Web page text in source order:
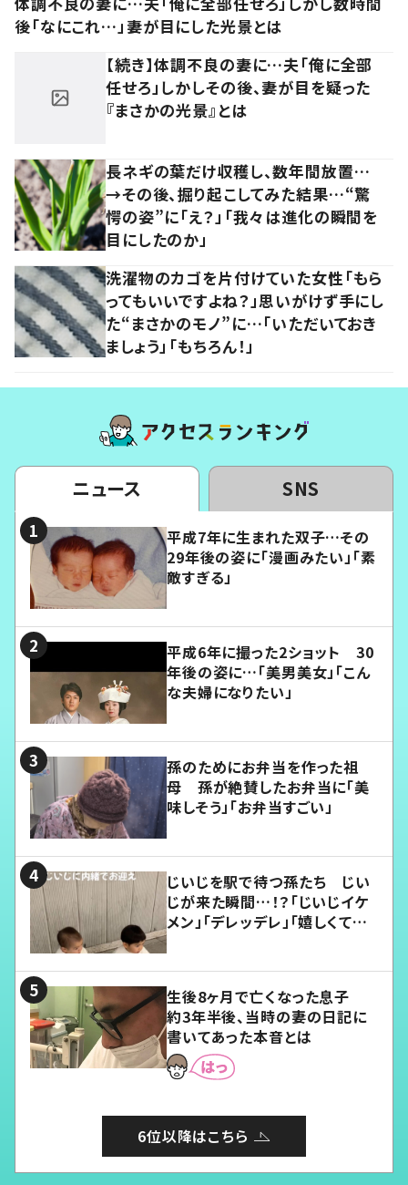
後「なにこれ…」妻が目にした光景とは
【続き】体調不良の妻に…夫「俺に全部
任せろ」しかしその後、妻が目を疑った
『まさかの光景』とは
長ネギの葉だけ収穫し、数年間放置…
→その後、掘り起こしてみた結果…“驚
愕の姿”に「え？」「我々は進化の瞬間を
目にしたのか」
洗濯物のカゴを片付けていた女性「もら
ってもいいですよね？」思いがけず手にし
た“まさかのモノ”に…「いただいておき
ましょう」「もちろん！」
ニュース SNS
平成7年に生まれた双子…その
29年後の姿に「漫画みたい」「素
敵すぎる」
平成6年に撮った2ショット 30
年後の姿に…「美男美女」「こん
な夫婦になりたい」
孫のためにお弁当を作った祖
母 孫が絶賛したお弁当に「美
味しそう」「お弁当すごい」
じいじを駅で待つ孫たち じい
じが来た瞬間…！？「じいじイケ
メン」「デレッデレ」「嬉しくて可
生後8ヶ月で亡くなった息子
約3年半後、当時の妻の日記に
書いてあった本音とは
6位以降はこちら